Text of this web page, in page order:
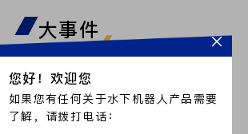
大事件
您好！欢迎您
如果您有任何关于水下机器人产品需要
了解，请拨打电话：